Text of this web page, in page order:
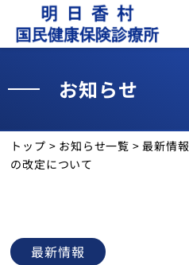
お知らせ
診療所について
お知らせ
トップ > お知らせ一覧 >最新情報
の改定について
最新情報